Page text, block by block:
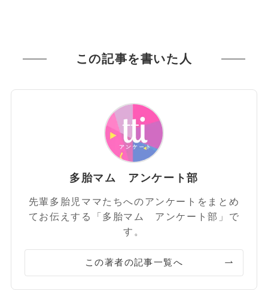
この記事を書いた人
多胎マム アンケート部
先輩多胎児ママたちへのアンケートをまとめ
てお伝えする「多胎マム アンケート部」で
す。
この著者の記事一覧へ